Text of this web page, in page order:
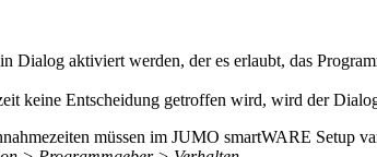
Dialog aktiviert werden, der es erlaubt, das
keine Entscheidung getroffen wird, wird der
müssen im JUMO smartWARE Setup